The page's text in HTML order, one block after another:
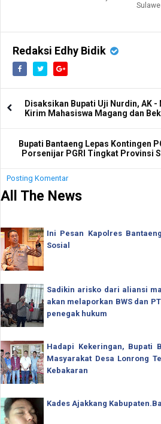
Redaksi Edhy Bidik
Disaksikan Bupati Uji Nurdin, AK
Kirim Mahasiswa Magang dan
Bupati Bantaeng Lepas Kontingen
Porsenijar PGRI Tingkat Provinsi
Posting Komentar
All The News
Ini Pesan Kapolres
Sosial
Sadikin arisko dari aliansi
akan melaporkan BWS dan
penegak hukum
Hadapi Kekeringan, Bupati
Masyarakat Desa Lonrong
Kebakaran
Kades Ajakkang